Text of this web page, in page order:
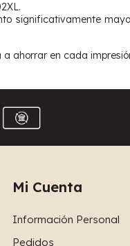
significativamente
ahorrar en cada
Mi Cuenta
Información Personal
Pedidos